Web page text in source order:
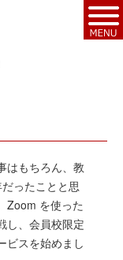
はもちろん、教
ったことと思
Zoom を使った
し、会員校限定
ビスを始めまし